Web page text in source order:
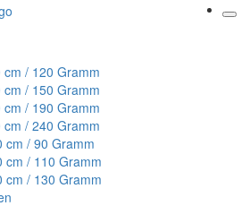
/ 120 Gramm
/ 150 Gramm
/ 190 Gramm
/ 240 Gramm
cm / 90 Gramm
cm / 110 Gramm
cm / 130 Gramm